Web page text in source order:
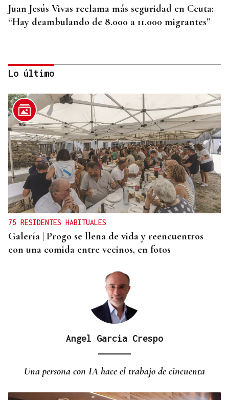
Juan Jesús Vivas reclama más seguridad en Ceuta:
“Hay deambulando de 8.000 a 11.000 migrantes”
VIOLENCIA MACHISTA
Prisión sin fianza para el hombre que asesinó a su
mujer en un centro comercial de Murcia
Lo último
75 RESIDENTES HABITUALES
Galería | Progo se llena de vida y reencuentros
con una comida entre vecinos, en fotos
Angel Garcia Crespo
Una persona con IA hace el trabajo de cincuenta